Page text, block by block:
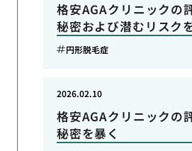
格安AGAクリニックの
秘密および潜むリスク
円形脱毛症
格安AGAクリニックの
秘密を暴く
2026.02.10